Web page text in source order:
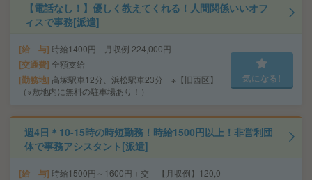
【電話なし！】優しく教えてくれる！人間関係いいオフ
ィスで事務[派遣]
給 与 時給1400円 月収例 224,000円
交通費 全額支給
勤務地 高塚駅車12分、浜松駅車23分 ※【旧西区】
（※敷地内に無料の駐車場あり！）
気になる!
週4日＊10-15時の時短勤務！時給1500円以上！非営利団
体で事務アシスタント[派遣]
給 与 時給1500円～1600円＋交 【月収例】120,0